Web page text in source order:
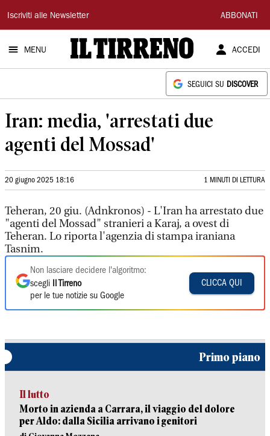
Il
Tirreno
Iscriviti alle Newsletter ABBONATI
MENU ACCEDI
SEGUICI SU DISCOVER
Iran: media, 'arrestati due
agenti del Mossad'
20 giugno 2025 18:16 1 MINUTI DI LETTURA
Teheran, 20 giu. (Adnkronos) - L'Iran ha arrestato due
"agenti del Mossad" stranieri a Karaj, a ovest di
Teheran. Lo riporta l'agenzia di stampa iraniana
Tasnim.
Non lasciare decidere l'algoritmo:
scegli
Il Tirreno
per le tue notizie su Google
CLICCA QUI
Primo piano
Il lutto
Morto in azienda a Carrara, il viaggio del dolore
per Aldo: dalla Sicilia arrivano i genitori